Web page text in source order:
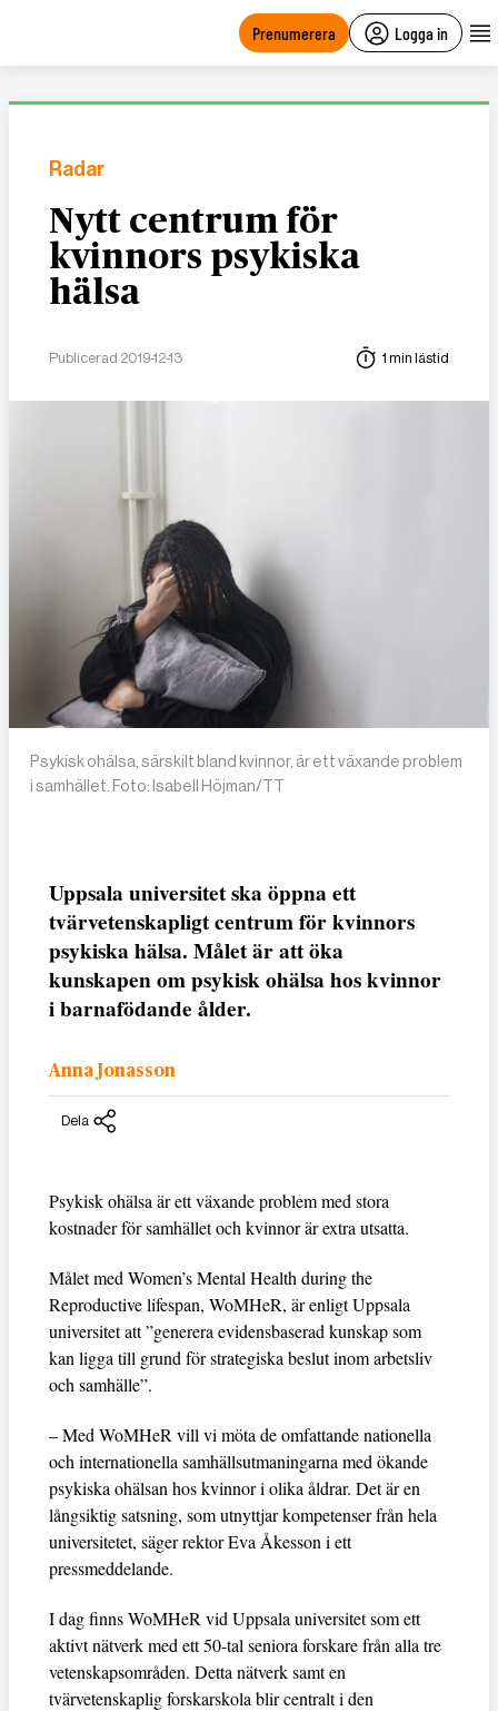
Prenumerera Logga in
Radar
Nytt centrum för
kvinnors psykiska
hälsa
Publicerad 2019-12-13 1 min lästid
Psykisk ohälsa, särskilt bland kvinnor, är ett växande problem
i samhället. Foto: Isabell Höjman/TT
Uppsala universitet ska öppna ett
tvärvetenskapligt centrum för kvinnors
psykiska hälsa. Målet är att öka
kunskapen om psykisk ohälsa hos kvinnor
i barnafödande ålder.
Anna Jonasson
Dela
Psykisk ohälsa är ett växande problem med stora
kostnader för samhället och kvinnor är extra utsatta.
Målet med Women’s Mental Health during the
Reproductive lifespan, WoMHeR, är enligt Uppsala
universitet att ”generera evidensbaserad kunskap som
kan ligga till grund för strategiska beslut inom arbetsliv
och samhälle”.
– Med WoMHeR vill vi möta de omfattande nationella
och internationella samhällsutmaningarna med ökande
psykiska ohälsan hos kvinnor i olika åldrar. Det är en
långsiktig satsning, som utnyttjar kompetenser från hela
universitetet, säger rektor Eva Åkesson i ett
pressmeddelande.
I dag finns WoMHeR vid Uppsala universitet som ett
aktivt nätverk med ett 50-tal seniora forskare från alla tre
vetenskapsområden. Detta nätverk samt en
tvärvetenskaplig forskarskola blir centralt i den